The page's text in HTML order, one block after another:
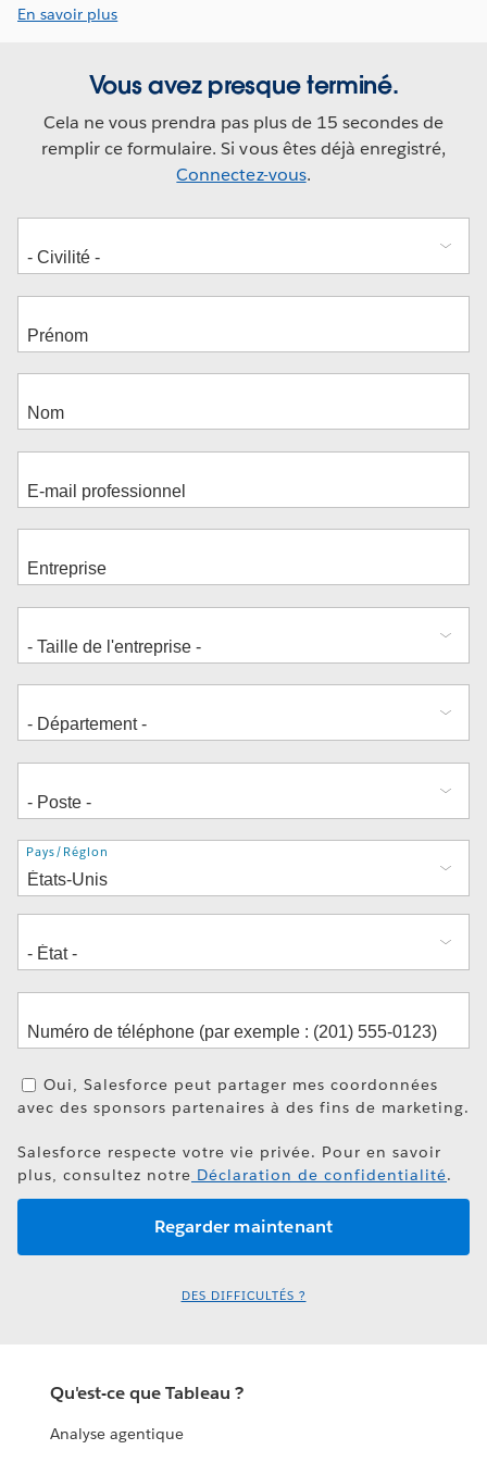
En savoir plus
Vous avez presque terminé.
Cela ne vous prendra pas plus de 15 secondes de
remplir ce formulaire. Si vous êtes déjà enregistré,
Connectez-vous.
Adresse
Pays/Région
Oui, Salesforce peut partager mes coordonnées
avec des sponsors partenaires à des fins de marketing.
Salesforce respecte votre vie privée. Pour en savoir
plus, consultez notre Déclaration de confidentialité.
DES DIFFICULTÉS ?
Qu'est-ce que Tableau ?
Analyse agentique